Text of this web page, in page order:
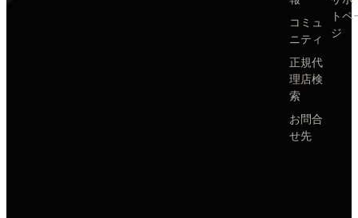
コミュ
ニティ
正規代
理店検
索
お問合
せ先
トペ
ジ